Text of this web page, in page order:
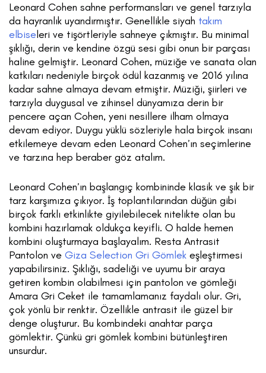
Leonard Cohen sahne performansları ve genel tarzıyla
da hayranlık uyandırmıştır. Genellikle siyah takım
elbiseleri ve tişörtleriyle sahneye çıkmıştır. Bu minimal
şıklığı, derin ve kendine özgü sesi gibi onun bir parçası
haline gelmiştir. Leonard Cohen, müziğe ve sanata olan
katkıları nedeniyle birçok ödül kazanmış ve 2016 yılına
kadar sahne almaya devam etmiştir. Müziği, şiirleri ve
tarzıyla duygusal ve zihinsel dünyamıza derin bir
pencere açan Cohen, yeni nesillere ilham olmaya
devam ediyor. Duygu yüklü sözleriyle hala birçok insanı
etkilemeye devam eden Leonard Cohen’ın seçimlerine
ve tarzına hep beraber göz atalım.
Leonard Cohen’ın başlangıç kombininde klasik ve şık bir
tarz karşımıza çıkıyor. İş toplantılarından düğün gibi
birçok farklı etkinlikte giyilebilecek nitelikte olan bu
kombini hazırlamak oldukça keyifli. O halde hemen
kombini oluşturmaya başlayalım. Resta Antrasit
Pantolon ve Giza Selection Gri Gömlek eşleştirmesi
yapabilirsiniz. Şıklığı, sadeliği ve uyumu bir araya
getiren kombin olabilmesi için pantolon ve gömleği
Amara Gri Ceket ile tamamlamanız faydalı olur. Gri,
çok yönlü bir renktir. Özellikle antrasit ile güzel bir
denge oluşturur. Bu kombindeki anahtar parça
gömlektir. Çünkü gri gömlek kombini bütünleştiren
unsurdur.